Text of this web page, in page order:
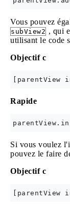
Vous pouvez
subView2 , qui
utilisant le code
Objectif c
Rapide
Si vous voulez
pouvez le faire
Objectif c